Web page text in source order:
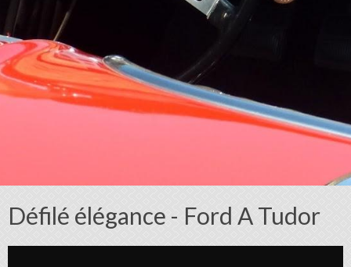
Défilé élégance - Ford A Tudor